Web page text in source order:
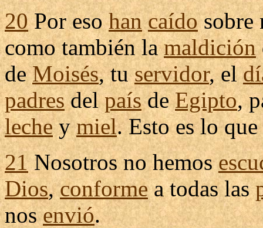
20Por esohan caídosobre
como también lamaldición
deMoisés, tuservidor, el
padresdelpaísdeEgipto,
lecheymiel. Esto es lo
21Nosotros no hemos
Dios,conformea todas las
nosenvió.